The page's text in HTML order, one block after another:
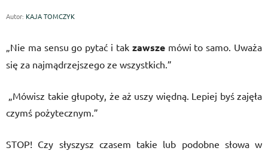
Autor: KAJA TOMCZYK
„Nie ma sensu go pytać i tak zawsze mówi to samo. Uważa
się za najmądrzejszego ze wszystkich.”
„Mówisz takie głupoty, że aż uszy więdną. Lepiej byś zajęła
czymś pożytecznym.”
STOP! Czy słyszysz czasem takie lub podobne słowa w